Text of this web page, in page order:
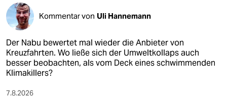
Kommentar von Uli Hannemann
Der Nabu bewertet mal wieder die Anbieter von
Kreuzfahrten. Wo ließe sich der Umweltkollaps auch
besser beobachten, als vom Deck eines schwimmenden
Klimakillers?
7.8.2026